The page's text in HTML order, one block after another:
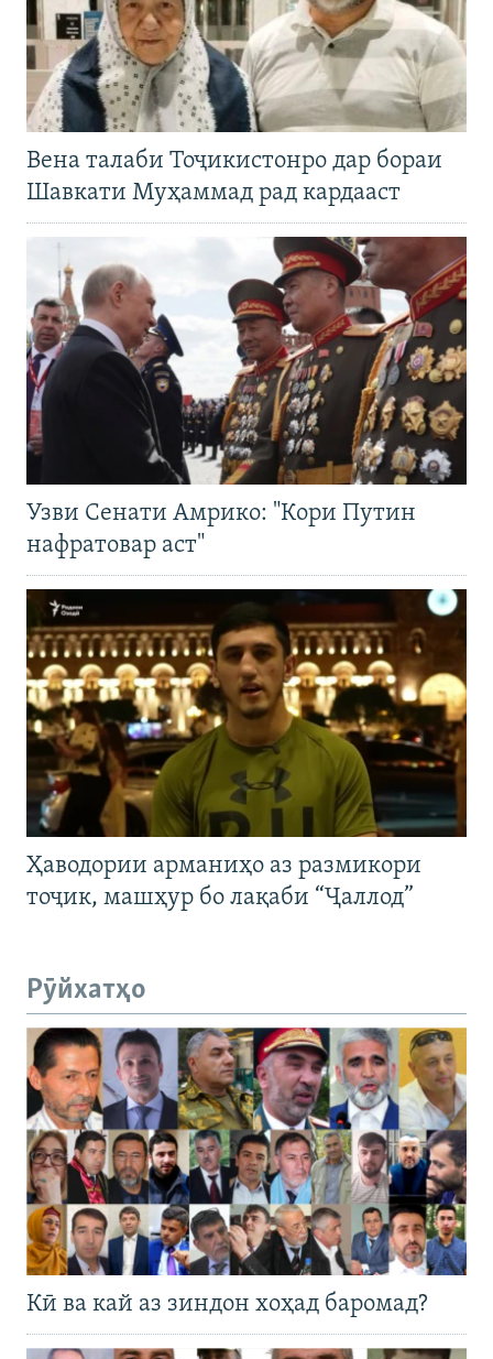
Вена талаби Тоҷикистонро дар бораи
Шавкати Муҳаммад рад кардааст
Узви Сенати Амрико: "Кори Путин
нафратовар аст"
Ҳаводории арманиҳо аз размикори
тоҷик, машҳур бо лақаби “Ҷаллод”
Рӯйхатҳо
Кӣ ва кай аз зиндон хоҳад баромад?